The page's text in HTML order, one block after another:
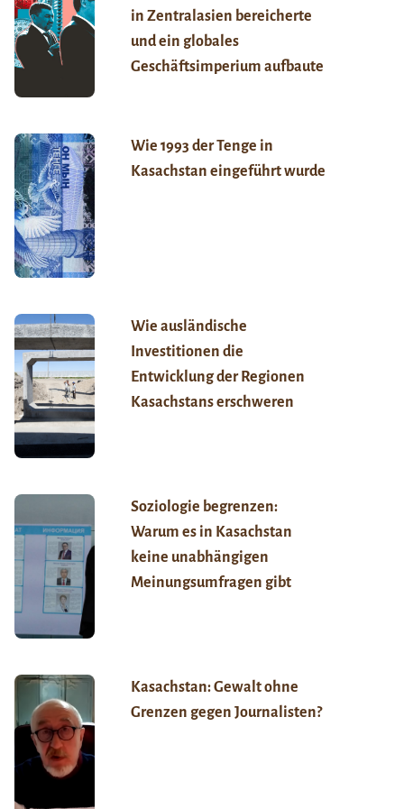
in Zentralasien bereicherte
und ein globales
Geschäftsimperium aufbaute
Wie 1993 der Tenge in
Kasachstan eingeführt wurde
Wie ausländische
Investitionen die
Entwicklung der Regionen
Kasachstans erschweren
Soziologie begrenzen:
Warum es in Kasachstan
keine unabhängigen
Meinungsumfragen gibt
Kasachstan: Gewalt ohne
Grenzen gegen Journalisten?